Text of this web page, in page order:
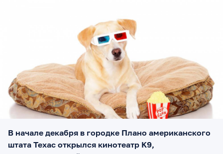
В начале декабря в городке Плано американского
штата Техас открылся кинотеатр K9,